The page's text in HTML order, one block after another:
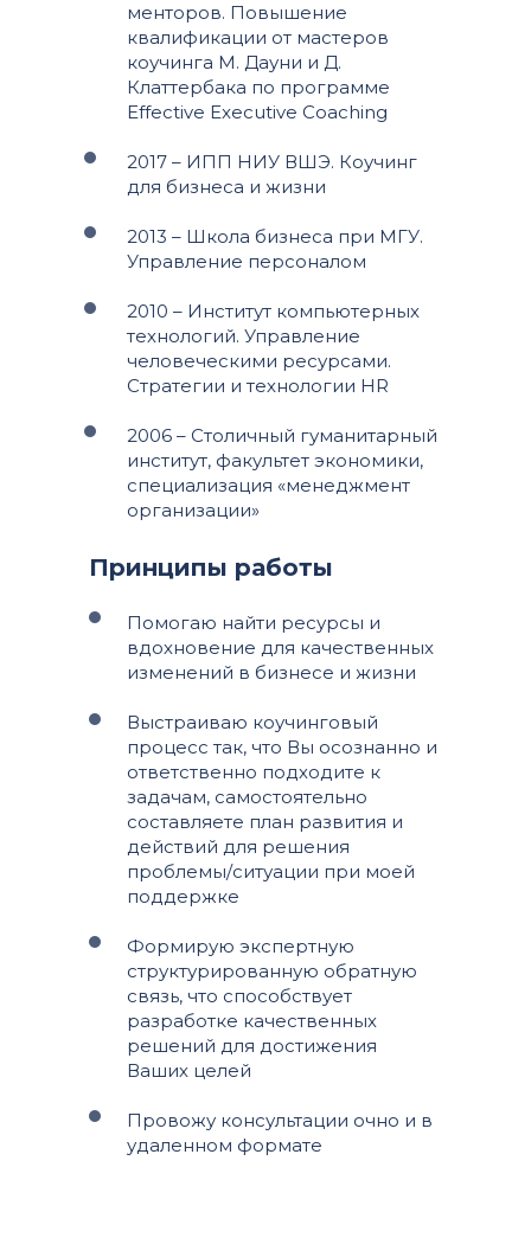
Принципы работы
Помогаю найти ресурсы и
вдохновение для качественных
изменений в бизнесе и жизни
Выстраиваю коучинговый
процесс так, что Вы осознанно и
ответственно подходите к
задачам, самостоятельно
составляете план развития и
действий для решения
проблемы/ситуации при моей
поддержке
Формирую экспертную
структурированную обратную
связь, что способствует
разработке качественных
решений для достижения
Ваших целей
Провожу консультации очно и в
удаленном формате
менторов. Повышение
квалификации от мастеров
коучинга М. Дауни и Д.
Клаттербака по программе
Effective Executive Coaching
2017 – ИПП НИУ ВШЭ. Коучинг
для бизнеса и жизни
2013 – Школа бизнеса при МГУ.
Управление персоналом
2010 – Институт компьютерных
технологий. Управление
человеческими ресурсами.
Стратегии и технологии HR
2006 – Столичный гуманитарный
институт, факультет экономики,
специализация «менеджмент
организации»